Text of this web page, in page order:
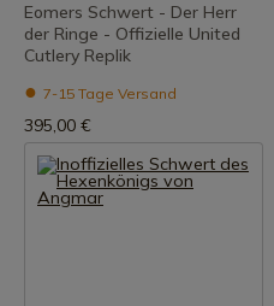
Eomers Schwert - Der Herr
der Ringe - Offizielle United
Cutlery Replik
7-15 Tage Versand
395,00 €